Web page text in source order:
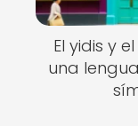
El yidis y
una